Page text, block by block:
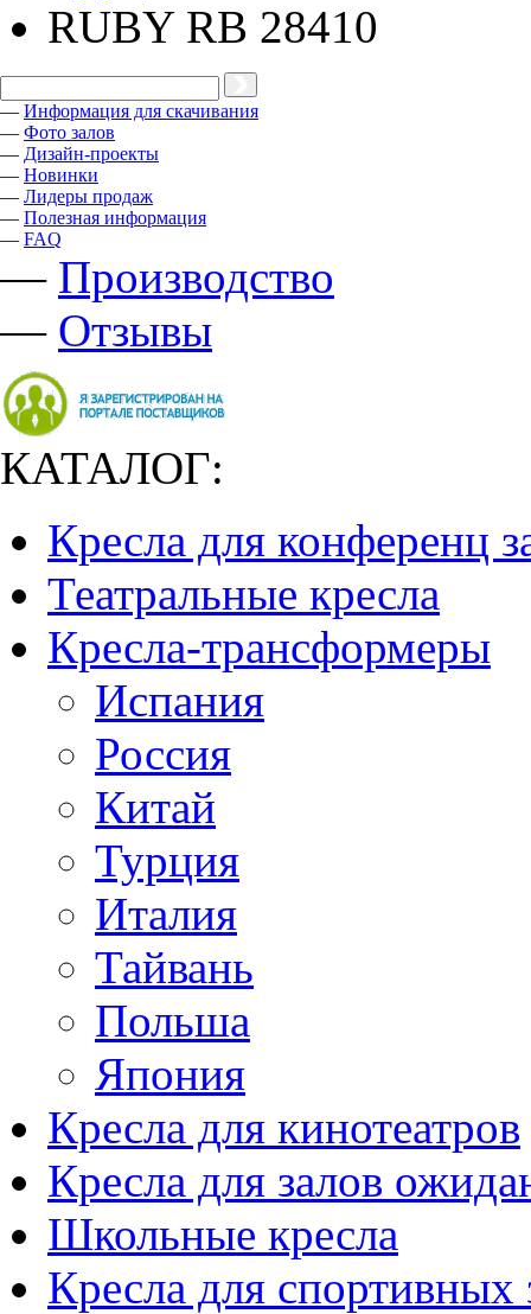
RUBY RB 28410
— Информация для скачивания
— Фото залов
— Дизайн-проекты
— Новинки
— Лидеры продаж
— Полезная информация
— FAQ
— Производство
— Отзывы
КАТАЛОГ:
Кресла для конференц
Театральные кресла
Кресла-трансформеры
Испания
Россия
Китай
Турция
Италия
Тайвань
Польша
Япония
Кресла для кинотеатров
Кресла для залов
Школьные кресла
Кресла для спортивных